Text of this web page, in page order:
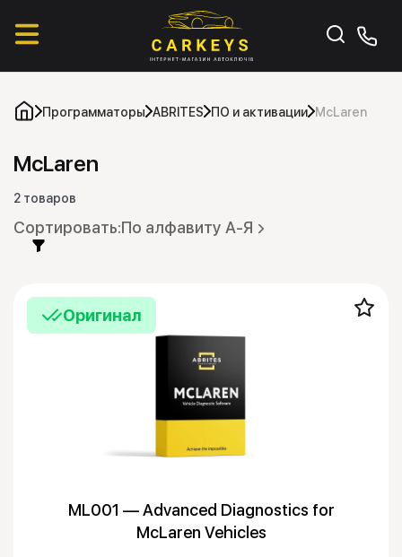
Программаторы ABRITES ПО и активации McLaren
McLaren
2 товаров
По алфавиту А-Я
ML001 — Advanced Diagnostics for
McLaren Vehicles
Оригинал